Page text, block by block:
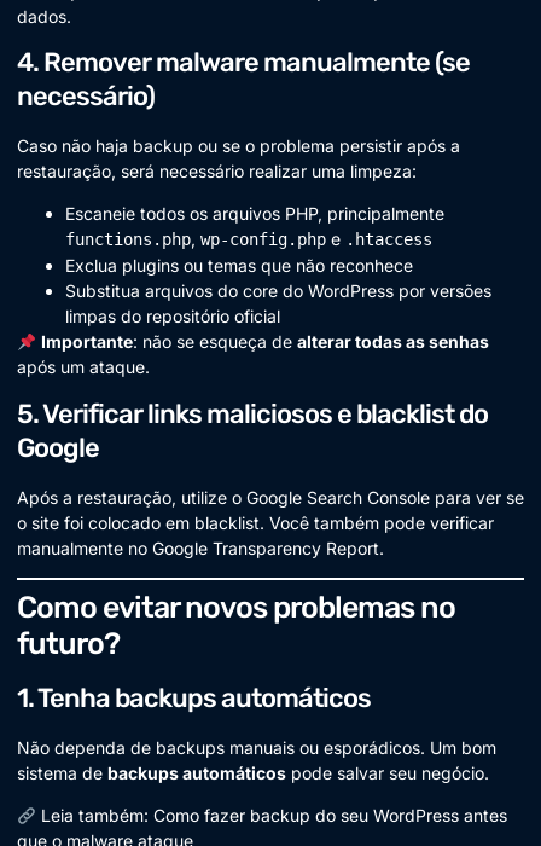
dados.
4. Remover malware manualmente (se
necessário)
Caso não haja backup ou se o problema persistir após a
restauração, será necessário realizar uma limpeza:
Escaneie todos os arquivos PHP, principalmente
functions.php, wp-config.php e .htaccess
Exclua plugins ou temas que não reconhece
Substitua arquivos do core do WordPress por versões
limpas do repositório oficial
Importante: não se esqueça de alterar todas as senhas
após um ataque.
5. Verificar links maliciosos e blacklist do
Google
Após a restauração, utilize o Google Search Console para ver se
o site foi colocado em blacklist. Você também pode verificar
manualmente no Google Transparency Report.
Como evitar novos problemas no
futuro?
1. Tenha backups automáticos
Não dependa de backups manuais ou esporádicos. Um bom
sistema de backups automáticos pode salvar seu negócio.
Leia também: Como fazer backup do seu WordPress antes
que o malware ataque